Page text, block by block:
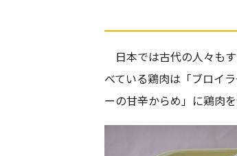
日本では古代の人々も
べている鶏肉は「ブロイ
ーの甘辛からめ」に鶏肉を